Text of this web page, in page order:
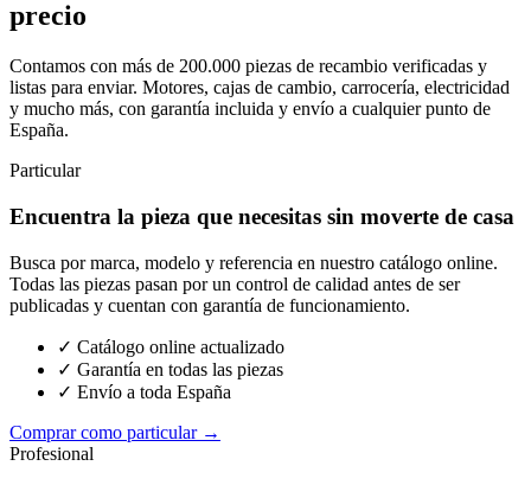
precio
Contamos con más de 200.000 piezas de recambio verificadas y
listas para enviar. Motores, cajas de cambio, carrocería, electricidad
y mucho más, con garantía incluida y envío a cualquier punto de
España.
Particular
Encuentra la pieza que necesitas sin moverte de casa
Busca por marca, modelo y referencia en nuestro catálogo online.
Todas las piezas pasan por un control de calidad antes de ser
publicadas y cuentan con garantía de funcionamiento.
✓ Catálogo online actualizado
✓ Garantía en todas las piezas
✓ Envío a toda España
Comprar como particular →
Profesional